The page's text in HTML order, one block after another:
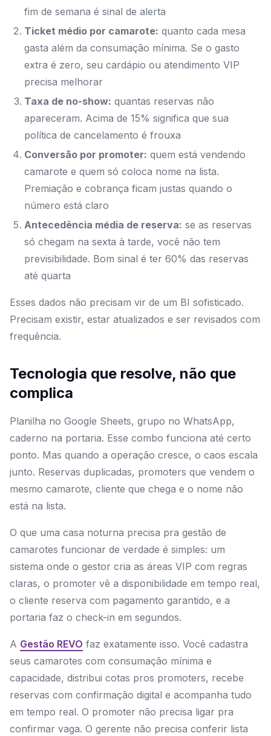
fim de semana é sinal de alerta
Ticket médio por camarote: quanto cada mesa
gasta além da consumação mínima. Se o gasto
extra é zero, seu cardápio ou atendimento VIP
precisa melhorar
Taxa de no-show: quantas reservas não
apareceram. Acima de 15% significa que sua
política de cancelamento é frouxa
Conversão por promoter: quem está vendendo
camarote e quem só coloca nome na lista.
Premiação e cobrança ficam justas quando o
número está claro
Antecedência média de reserva: se as reservas
só chegam na sexta à tarde, você não tem
previsibilidade. Bom sinal é ter 60% das reservas
até quarta
Esses dados não precisam vir de um BI sofisticado.
Precisam existir, estar atualizados e ser revisados com
frequência.
Tecnologia que resolve, não que
complica
Planilha no Google Sheets, grupo no WhatsApp,
caderno na portaria. Esse combo funciona até certo
ponto. Mas quando a operação cresce, o caos escala
junto. Reservas duplicadas, promoters que vendem o
mesmo camarote, cliente que chega e o nome não
está na lista.
O que uma casa noturna precisa pra gestão de
camarotes funcionar de verdade é simples: um
sistema onde o gestor cria as áreas VIP com regras
claras, o promoter vê a disponibilidade em tempo real,
o cliente reserva com pagamento garantido, e a
portaria faz o check-in em segundos.
A Gestão REVO faz exatamente isso. Você cadastra
seus camarotes com consumação mínima e
capacidade, distribui cotas pros promoters, recebe
reservas com confirmação digital e acompanha tudo
em tempo real. O promoter não precisa ligar pra
confirmar vaga. O gerente não precisa conferir lista